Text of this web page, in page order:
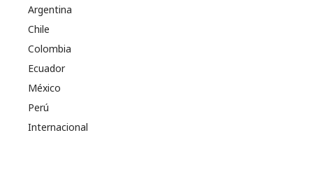
Argentina
Chile
Colombia
Ecuador
México
Perú
Internacional